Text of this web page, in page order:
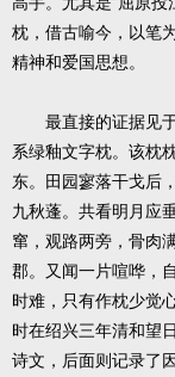
枕，借古喻今，以笔
精神和爱国思想。
最直接的证据见于
系绿釉文字枕。该枕
东。田园寥落干戈后
九秋蓬。共看明月应
窜，观路两旁，骨肉
郡。又闻一片喧哗，
时难，只有作枕少觉
时在绍兴三年清和望
诗文，后面则记录了